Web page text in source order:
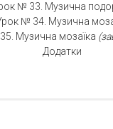
№ 33. Музична
№ 34. Музична
Музична мозаїка
Додатки